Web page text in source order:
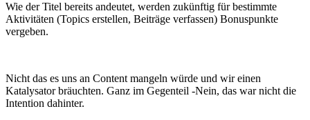
Wie der Titel bereits andeutet, werden zukünftig für bestimmte
Aktivitäten (Topics erstellen, Beiträge verfassen) Bonuspunkte
vergeben.
Nicht das es uns an Content mangeln würde und wir einen
Katalysator bräuchten. Ganz im Gegenteil -Nein, das war nicht die
Intention dahinter.